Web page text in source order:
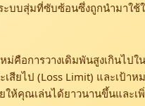
ะบบสุ่มที่ซับซ้อนซึ่งถูกนำมาใช้
อการวางเดิมพันสูงเกินไปใ
ไป (Loss Limit) และเป้าหม
ให้คุณเล่นได้ยาวนานขึ้นและเ